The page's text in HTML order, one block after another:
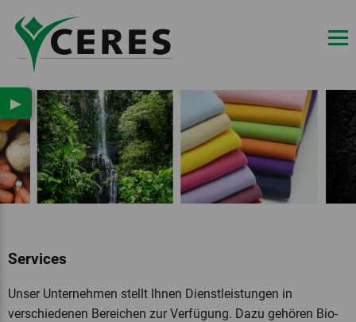
Services
Unser Unternehmen stellt Ihnen Dienstleistungen in
verschiedenen Bereichen zur Verfügung. Dazu gehören Bio-
▶